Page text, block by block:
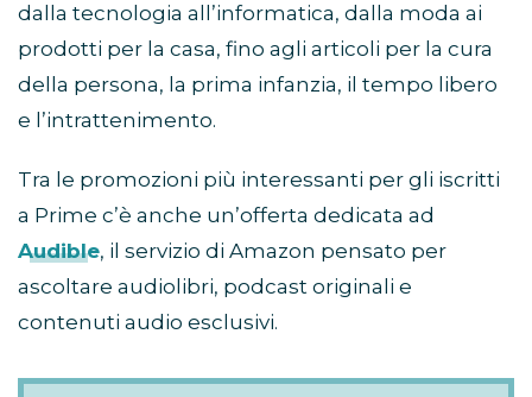
dalla tecnologia all’informatica, dalla moda ai
prodotti per la casa, fino agli articoli per la cura
della persona, la prima infanzia, il tempo libero
e l’intrattenimento.
Tra le promozioni più interessanti per gli iscritti
a Prime c’è anche un’offerta dedicata ad
Audible, il servizio di Amazon pensato per
ascoltare audiolibri, podcast originali e
contenuti audio esclusivi.